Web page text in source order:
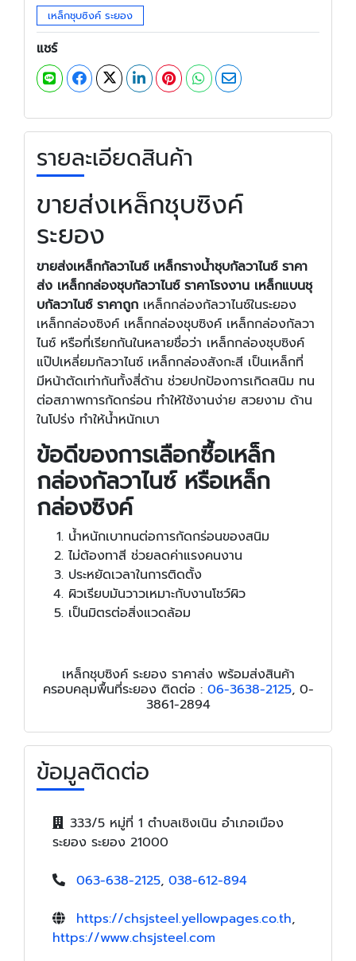
เหล็กชุบซิงค์ ระยอง
แชร์
รายละเอียดสินค้า
ขายส่งเหล็กชุบซิงค์
ระยอง
ขายส่งเหล็กกัลวาไนซ์ เหล็กรางน้ำชุบกัลวาไนซ์ ราคา
ส่ง เหล็กกล่องชุบกัลวาไนซ์ ราคาโรงงาน เหล็กแบนชุ
บกัลวาไนซ์ ราคาถูก เหล็กกล่องกัลวาไนซ์ในระยอง
เหล็กกล่องซิงค์ เหล็กกล่องชุบซิงค์ เหล็กกล่องกัลวา
ไนซ์ หรือที่เรียกกันในหลายชื่อว่า เหล็กกล่องชุบซิงค์
แป๊ปเหลี่ยมกัลวาไนซ์ เหล็กกล่องสังกะสี เป็นเหล็กที่
มีหน้าตัดเท่ากันทั้งสี่ด้าน ช่วยปกป้องการเกิดสนิม ทน
ต่อสภาพการกัดกร่อน ทำให้ใช้งานง่าย สวยงาม ด้าน
ในโปร่ง ทำให้น้ำหนักเบา
ข้อดีของการเลือกซื้อเหล็ก
กล่องกัลวาไนซ์ หรือเหล็ก
กล่องซิงค์
น้ำหนักเบาทนต่อการกัดกร่อนของสนิม
ไม่ต้องทาสี ช่วยลดค่าแรงคนงาน
ประหยัดเวลาในการติดตั้ง
ผิวเรียบมันวาวเหมาะกับงานโชว์ผิว
เป็นมิตรต่อสิ่งแวดล้อม
เหล็กชุบซิงค์ ระยอง ราคาส่ง พร้อมส่งสินค้า
ครอบคลุมพื้นที่ระยอง ติดต่อ : 06-3638-2125, 0-
3861-2894
ข้อมูลติดต่อ
333/5 หมู่ที่ 1 ตำบลเชิงเนิน อำเภอเมือง
ระยอง ระยอง 21000
063-638-2125, 038-612-894
https://chsjsteel.yellowpages.co.th,
https://www.chsjsteel.com